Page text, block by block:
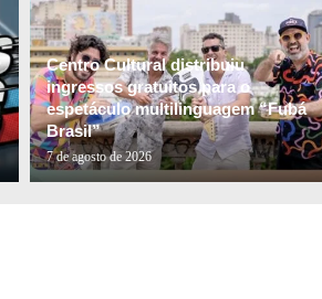
Centro Cultural distribuiu
ingressos gratuitos para o
espetáculo multilinguagem “Fubá
Brasil”
7 de agosto de 2026